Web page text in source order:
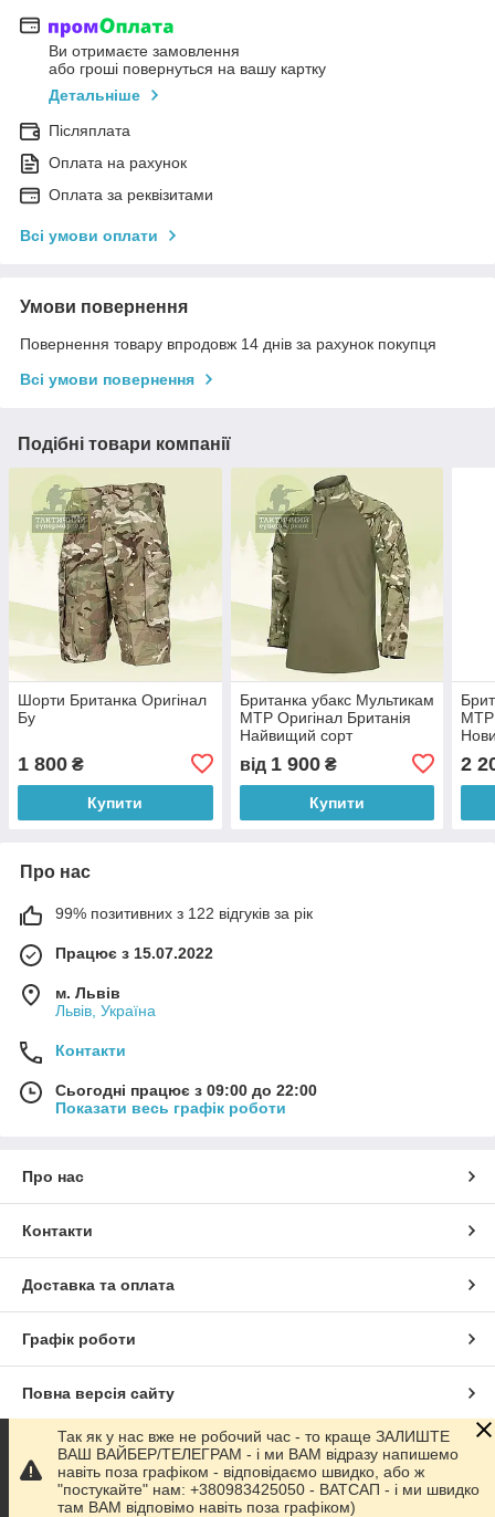
Ви отримаєте замовлення
або гроші повернуться на вашу картку
Детальніше
Післяплата
Оплата на рахунок
Оплата за реквізитами
Всі умови оплати
Умови повернення
Повернення товару впродовж 14 днів за рахунок покупця
Всі умови повернення
Подібні товари компанії
Шорти Британка Оригінал
Бу
1 800 ₴
Купити
Британка убакс Мультикам
MTP Оригінал Британія
Найвищий сорт
від 1 900₴
Купити
2
Про нас
99% позитивних з 122 відгуків за рік
Працює з 15.07.2022
м. Львів
Львів, Україна
Контакти
Сьогодні працює з 09:00 до 22:00
Показати весь графік роботи
Про нас
Контакти
Доставка та оплата
Графік роботи
Повна версія сайту
Сайт створено на маркетплейсіProm.ua
Політика конфіденційності
Так як у нас вже не робочий час - то краще ЗАЛИШТЕ
ВАШ ВАЙБЕР/ТЕЛЕГРАМ - і ми ВАМ відразу напишемо
навіть поза графіком - відповідаємо швидко, або ж
"постукайте" нам: +380983425050 - ВАТСАП - і ми швидко
там ВАМ відповімо навіть поза графіком)